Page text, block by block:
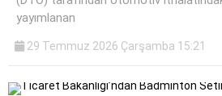
yayımlanan
29 Temmuz 2026 Çarşamba 15:21